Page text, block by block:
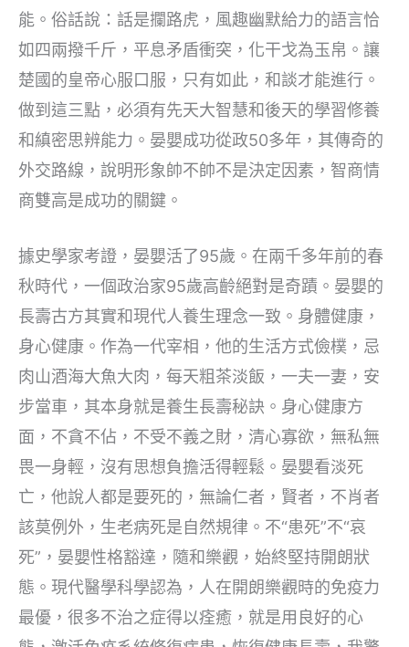
能。俗話說：話是攔路虎，風趣幽默給力的語言恰
如四兩撥千斤，平息矛盾衝突，化干戈為玉帛。讓
楚國的皇帝心服口服，只有如此，和談才能進行。
做到這三點，必須有先天大智慧和後天的學習修養
和縝密思辨能力。晏嬰成功從政50多年，其傳奇的
外交路線，說明形象帥不帥不是決定因素，智商情
商雙高是成功的關鍵。
據史學家考證，晏嬰活了95歲。在兩千多年前的春
秋時代，一個政治家95歲高齡絕對是奇蹟。晏嬰的
長壽古方其實和現代人養生理念一致。身體健康，
身心健康。作為一代宰相，他的生活方式儉樸，忌
肉山酒海大魚大肉，每天粗茶淡飯，一夫一妻，安
步當車，其本身就是養生長壽秘訣。身心健康方
面，不貪不佔，不受不義之財，清心寡欲，無私無
畏一身輕，沒有思想負擔活得輕鬆。晏嬰看淡死
亡，他說人都是要死的，無論仁者，賢者，不肖者
該莫例外，生老病死是自然規律。不“患死”不“哀
死”，晏嬰性格豁達，隨和樂觀，始終堅持開朗狀
態。現代醫學科學認為，人在開朗樂觀時的免疫力
最優，很多不治之症得以痊癒，就是用良好的心